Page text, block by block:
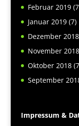
Februar 2019
Januar 2019(7)
Dezember 2018
November 2018
Oktober 2018
September
Impressum &